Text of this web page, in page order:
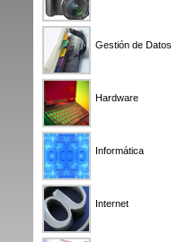
Gestión de Datos
Hardware
Informática
Internet